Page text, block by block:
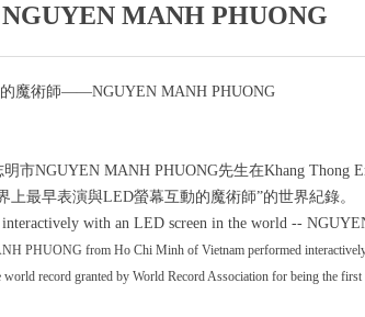
NGUYEN MANH PHUONG
魔術師——NGUYEN MANH PHUONG
明市NGUYEN MANH PHUONG先生在Khang Thong
上最早表演與LED螢幕互動的魔術師”的世界紀錄。
with an LED screen in the world --
PHUONG from Ho Chi Minh of Vietnam performed
world record granted by World Record Association for being the